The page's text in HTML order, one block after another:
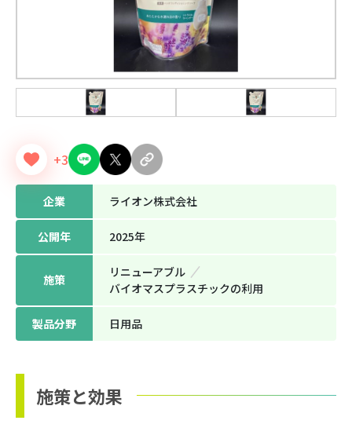
+3
企業 ライオン株式会社
公開年 2025年
施策
リニューアブル
バイオマスプラスチックの利⽤
製品分野 日用品
施策と効果